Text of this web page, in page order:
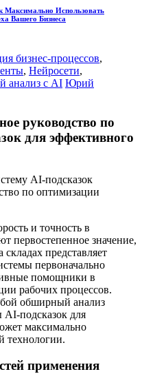
Максимально Использовать
Вашего Бизнеса
бизнес-процессов,
, Нейросети,
анализ с AI Юрий
руководство по
для эффективного
и точность в
первостепенное значение,
представляет
первоначально
помощники в
рабочих процессов.
обширный анализ
AI-подсказок для
максимально
технологии.
применения